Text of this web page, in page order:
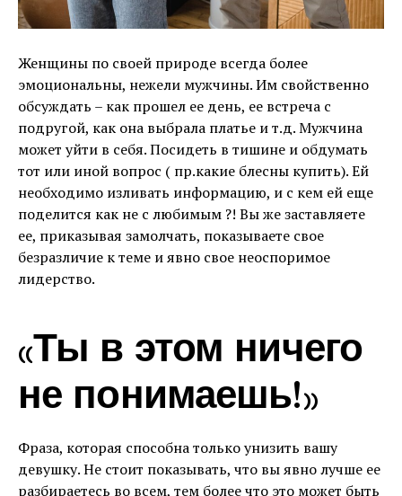
Женщины по своей природе всегда более
эмоциональны, нежели мужчины. Им свойственно
обсуждать – как прошел ее день, ее встреча с
подругой, как она выбрала платье и т.д. Мужчина
может уйти в себя. Посидеть в тишине и обдумать
тот или иной вопрос ( пр.какие блесны купить). Ей
необходимо изливать информацию, и с кем ей еще
поделится как не с любимым ?! Вы же заставляете
ее, приказывая замолчать, показываете свое
безразличие к теме и явно свое неоспоримое
лидерство.
«Ты в этом ничего
не понимаешь!»
Фраза, которая способна только унизить вашу
девушку. Не стоит показывать, что вы явно лучше ее
разбираетесь во всем, тем более что это может быть